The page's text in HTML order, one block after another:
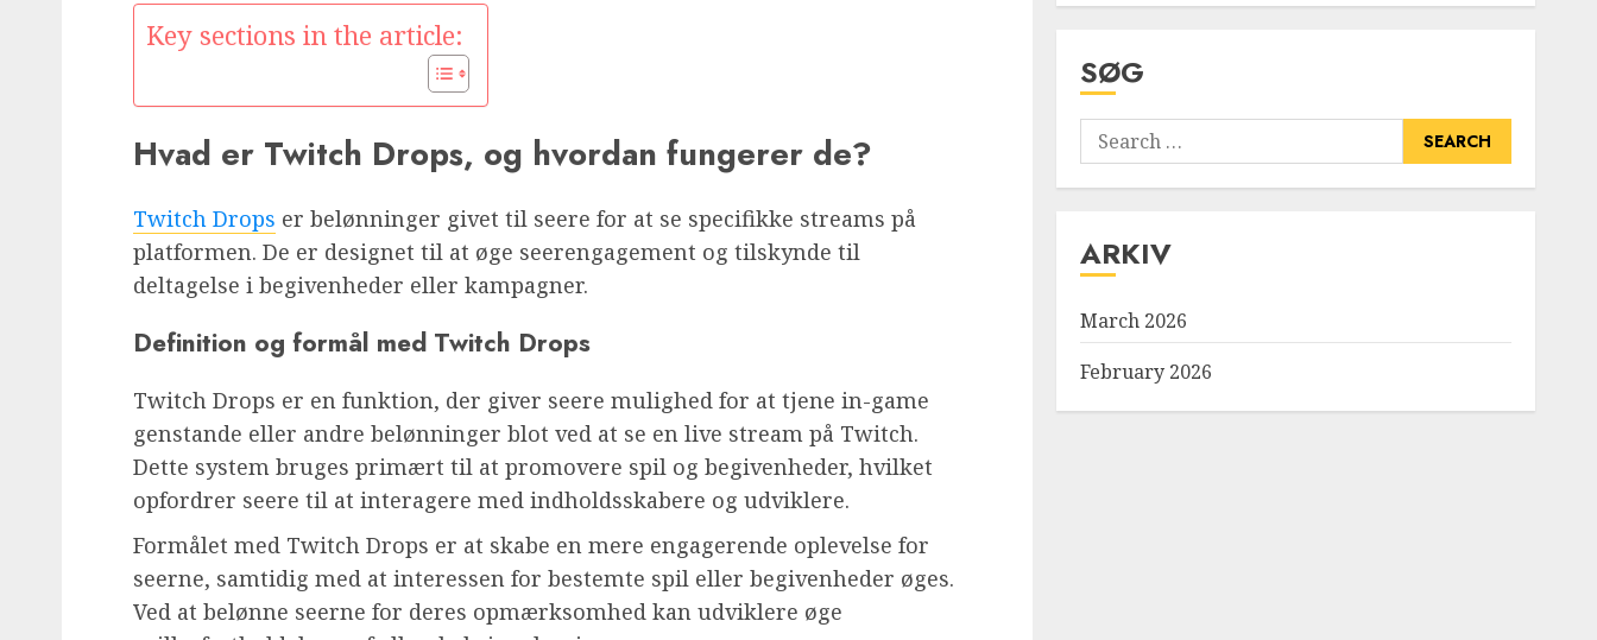
Key sections in the article:
Hvad er Twitch Drops, og hvordan fungerer de?
Twitch Drops er belønninger givet til seere for at se specifikke streams på
platformen. De er designet til at øge seerengagement og tilskynde til
deltagelse i begivenheder eller kampagner.
Definition og formål med Twitch Drops
Twitch Drops er en funktion, der giver seere mulighed for at tjene in-game
genstande eller andre belønninger blot ved at se en live stream på Twitch.
Dette system bruges primært til at promovere spil og begivenheder, hvilket
opfordrer seere til at interagere med indholdsskabere og udviklere.
Formålet med Twitch Drops er at skabe en mere engagerende oplevelse for
seerne, samtidig med at interessen for bestemte spil eller begivenheder øges.
Ved at belønne seerne for deres opmærksomhed kan udviklere øge
SØG
Search
for:
ARKIV
March 2026
February 2026